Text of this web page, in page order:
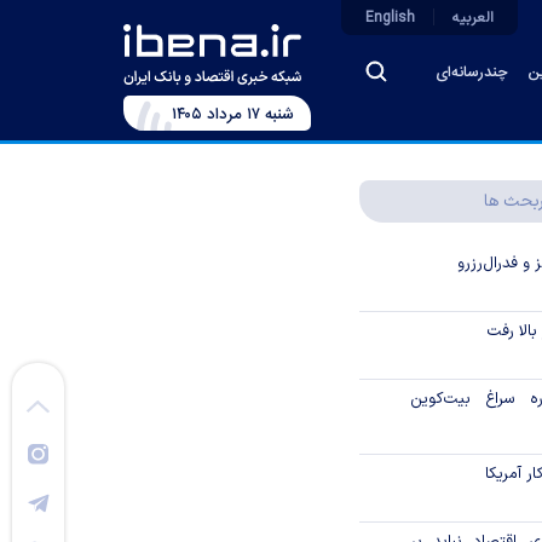
چندرسانه‌ای
العربیه English
شنبه ۱۷ مرداد ۱۴۰۵
ها
و فدرال‌رزرو
رفت
سراغ بیت‌کوین
آمریکا